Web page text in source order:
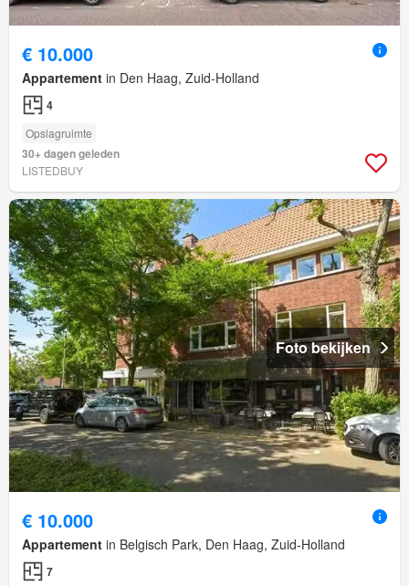
€ 10.000
Appartement in Den Haag, Zuid-Holland
4
Opslagruimte
30+ dagen geleden
LISTEDBUY
Foto bekijken
€ 10.000
Appartement in Belgisch Park, Den Haag, Zuid-Holland
7